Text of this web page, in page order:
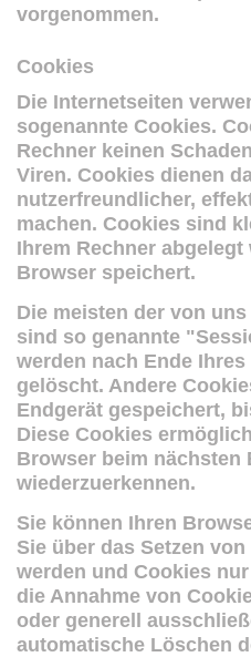
vorgenommen.
Cookies
Die Internetseiten
sogenannte Cookies.
Rechner keinen
Viren. Cookies dienen
nutzerfreundlicher,
machen. Cookies sind
Ihrem Rechner
Browser speichert.
Die meisten der von
sind so genannte
werden nach Ende
gelöscht. Andere
Endgerät gespeichert,
Diese Cookies
Browser beim nächsten
wiederzuerkennen.
Sie können Ihren
Sie über das Setzen
werden und Cookies
die Annahme von
oder generell
automatische Löschen